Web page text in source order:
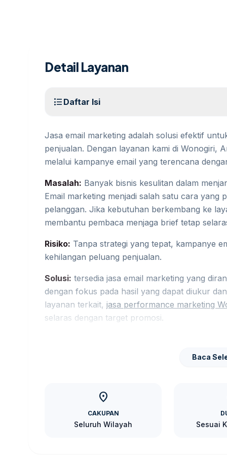
Detail Layanan
format_list_bulleted Daftar Isi
Jasa email marketing adalah solusi efektif
penjualan. Dengan layanan kami di Wonogiri,
melalui kampanye email yang terencana
Masalah: Banyak bisnis kesulitan dalam
Email marketing menjadi salah satu cara yang
pelanggan. Jika kebutuhan berkembang ke
membantu pembaca menjaga brief tetap
Risiko: Tanpa strategi yang tepat, kampanye
kehilangan peluang penjualan.
Solusi: tersedia jasa email marketing yang
dengan fokus pada hasil yang dapat diukur
layanan terkait, jasa performance marketing
selaras dengan target promosi.
Harga jasa email marketing di Wonogiri
Jumlah email yang akan dikirimkan.
Segmentasi audiens dan personalisasi
Baca
location_on
CAKUPAN
Seluruh Wilayah Sesuai